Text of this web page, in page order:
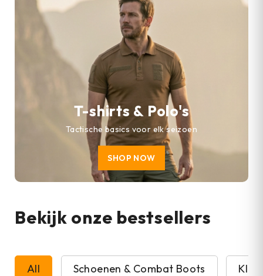
T-shirts & Polo's
Tactische basics voor elk seizoen
SHOP NOW
Bekijk onze bestsellers
All Schoenen & Combat Boots